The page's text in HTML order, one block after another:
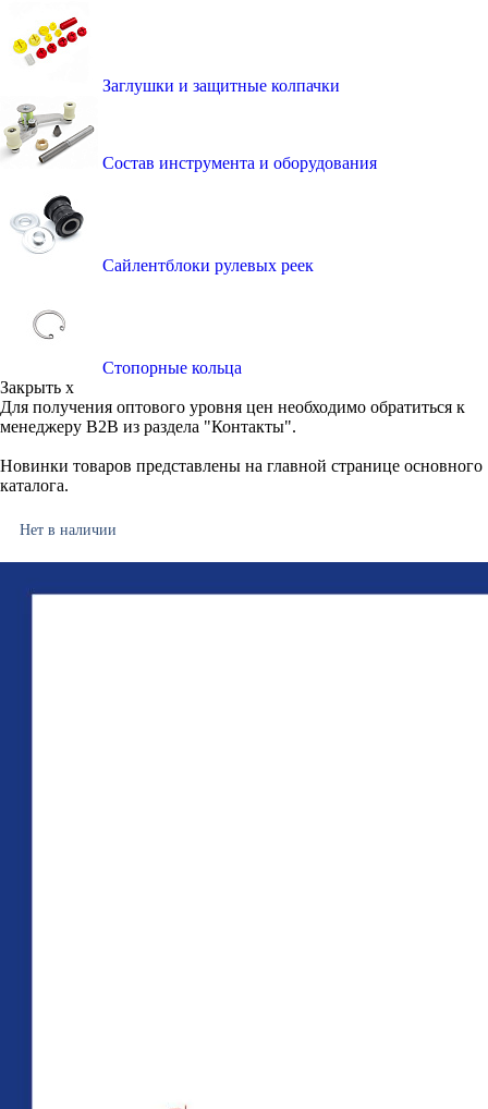
Заглушки и защитные колпачки
Состав инструмента и оборудования
Сайлентблоки рулевых реек
Стопорные кольца
Закрыть x
Для получения оптового уровня цен необходимо обратиться к
менеджеру B2B из раздела "Контакты".
Новинки товаров представлены на главной странице основного
каталога.
Нет в наличии